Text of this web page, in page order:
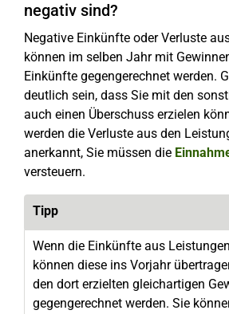
negativ sind?
Negative Einkünfte oder Verluste
können im selben Jahr mit
Einkünfte gegengerechnet werden.
deutlich sein, dass Sie mit den
auch einen Überschuss erzielen
werden die Verluste aus den
anerkannt, Sie müssen die
versteuern.
Tipp
Wenn die Einkünfte aus
können diese ins Vorjahr
den dort erzielten gleichartigen
gegengerechnet werden. Sie